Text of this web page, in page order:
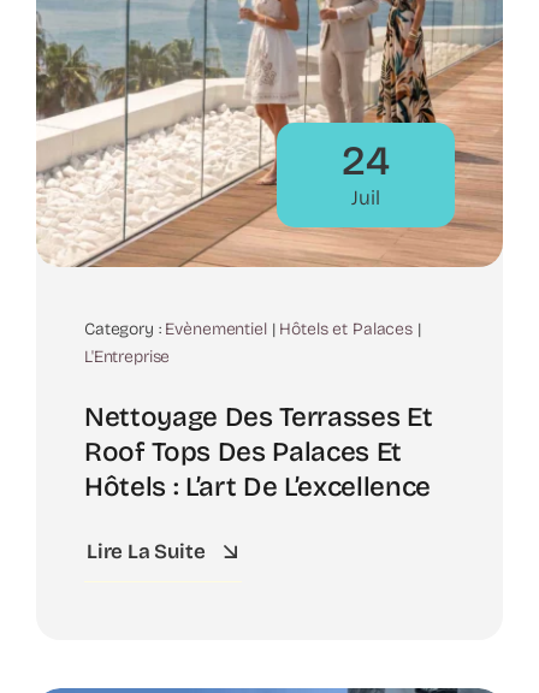
24
Juil
Category : Evènementiel| Hôtels et Palaces |
L'Entreprise
Nettoyage Des Terrasses Et
Roof Tops Des Palaces Et
Hôtels : L’art De L’excellence
Lire La Suite